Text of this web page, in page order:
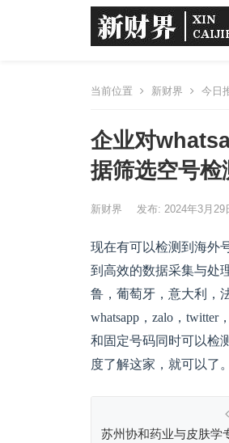
当前位置 新财界 今日
企业对
据筛选空号检
新财界 发布: 2024年3月29
现在有可以检测到海外
到高效的数据采集与处
鲁，葡萄牙，意大利，
whatsapp，zalo，twitter
和固定号码同时可以检
度了解这家，就可以了
苏州协和药业与皮肤学